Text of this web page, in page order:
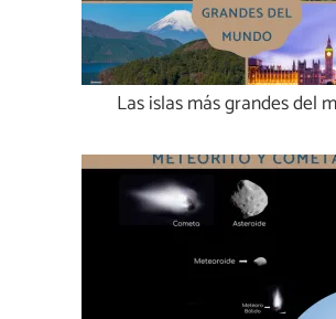
Las islas más grandes del